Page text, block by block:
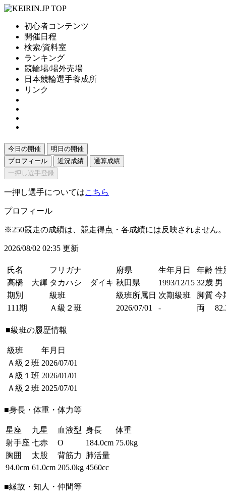
初心者コンテンツ
開催日程
検索/資料室
ランキング
競輪場/場外売場
日本競輪選手養成所
リンク
今日の開催
明日の開催
プロフィール
近況成績
通算成績
一押し選手登録
一押し選手についてはこちら
プロフィール
※250競走の成績は、競走得点・各成績には反映されません。
2026/08/02 02:35 更新
氏名 フリガナ 府県 生年月日 年齢 性
高橋 大輝 タカハシ ダイキ 秋田県 1993/12/15 32歳 男
期別
級班 級班所属日 次期級班 脚質 今
111期
Ａ級２班 2026/07/01 - 両
■級班の履歴情報
級班
年月日
Ａ級２班 2026/07/01
Ａ級１班 2026/01/01
Ａ級２班 2025/07/01
■身長・体重・体力等
星座 九星 血液型 身長
体重
射手座 七赤 O 184.0cm 75.0kg
胸囲
太股 背筋力
肺活量
94.0cm 61.0cm 205.0kg 4560cc
■縁故・知人・仲間等